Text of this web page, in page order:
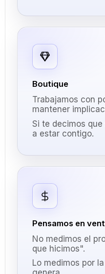
Boutique
Trabajamos con
mantener
Si te decimos
a estar contigo.
Pensamos en
No medimos el
que hicimos".
Lo medimos por